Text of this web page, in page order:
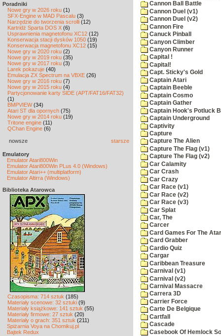
Poradniki
Nowe gry w 2026 roku (1)
SFX-Engine w MAD Pascalu (3)
Narzędzie do tworzenia scrolli (12)
Kartridż Sparta DOS X (6)
Usprawnienia magnetofonu XC12 (12)
Konserwacja stacji dysków 1050 (19)
Konserwacja magnetofonu XC12 (15)
Nowe gry w 2020 roku (2)
Nowe gry w 2019 roku (35)
Nowe gry w 2017 roku (3)
Larek pokazuje (40)
Emulacja ZX Spectrum na VBXE (26)
Nowe gry w 2016 roku (7)
Nowe gry w 2015 roku (4)
Partycjonowanie karty SIDE (APT/FAT16/FAT32)
(1)
BMPVIEW(34)
Atari ST dla opornych (75)
Nowe gry w 2014 roku (19)
Tritone engine (11)
QChan Engine (6)
nowsze starsze
Emulatory
Emulator Atari800Win
Emulator Atari800Win PLus 4.0 (Windows)
Emulator Atari++ (multiplatform)
Emulator Altirra (Windows)
Biblioteka Atarowca
Czasopisma: 714 sztuk (185)
Materiały scenowe: 32 sztuki (9)
Materiały książkowe: 141 sztuk (55)
Materiały firmowe: 27 sztuk (20)
Materiały o grach: 351 sztuk (211)
Spiżarnia Voya na Chomikuj.pl
Bajtek Redux
Cannon Ball Battle
Cannon Duel (v1)
Cannon Duel (v2)
Cannon Fire
Canuck Pinball
Canyon Climber
Canyon Runner
Capital !
Capital!
Capt. Sticky's Gold
Captain Atari
Captain Beeble
Captain Cosmo
Captain Gather
Captain Hook's Potluck
Captain Underground
Captivity
Capture
Capture The Alien
Capture The Flag (v1)
Capture The Flag (v2)
Car Calamity
Car Crash
Car Crazy
Car Race (v1)
Car Race (v2)
Car Race (v3)
Car Splat
Car, The
Carcer
Card Games For The
Card Grabber
Cardio Quiz
Cargar
Caribbean Treasure
Carnival (v1)
Carnival (v2)
Carnival Massacre
Carrera 3D
Carrier Force
Carte De Belgique
Cartfall
Cascade
Casebook Of Hemlock